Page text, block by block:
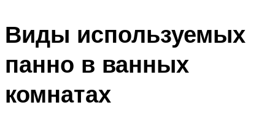
Виды используемых
панно в ванных
комнатах